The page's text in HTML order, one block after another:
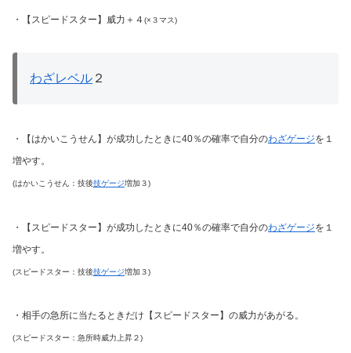
・【スピードスター】威力＋４(×３マス)
わざレベル ２
・【はかいこうせん】が成功したときに40％の確率で自分のわざゲージを１
増やす。
(はかいこうせん：技後技ゲージ増加３)
・【スピードスター】が成功したときに40％の確率で自分のわざゲージを１
増やす。
(スピードスター：技後技ゲージ増加３)
・相手の急所に当たるときだけ【スピードスター】の威力があがる。
(スピードスター：急所時威力上昇２)